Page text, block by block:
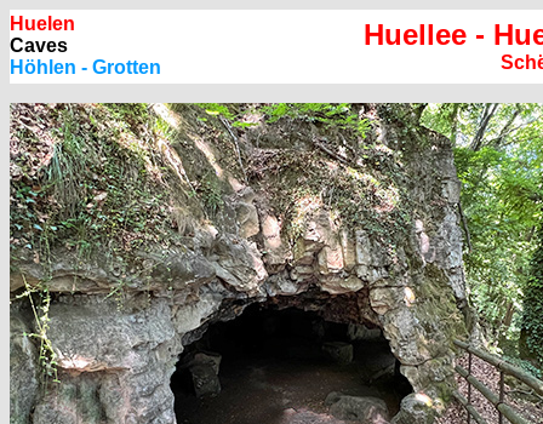
Huelen
Caves
Höhlen - Grotten
Huellee -